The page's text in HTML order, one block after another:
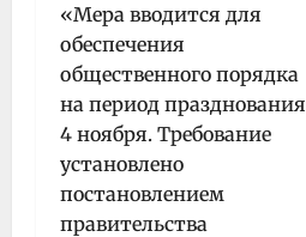
«Мера вводится для
обеспечения
общественного порядка
на период празднования
4 ноября. Требование
установлено
постановлением
правительства